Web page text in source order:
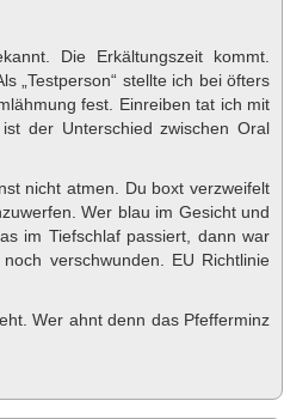
Die Erkältungszeit kommt.
„Testperson“ stellte ich bei öfters
fest. Einreiben tat ich mit
der Unterschied zwischen Oral
nicht atmen. Du boxt verzweifelt
Wer blau im Gesicht und
im Tiefschlaf passiert, dann war
verschwunden. EU Richtlinie
Wer ahnt denn das Pfefferminz